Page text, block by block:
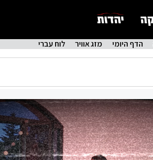
הדף היומי מזג אוויר לוח עברי